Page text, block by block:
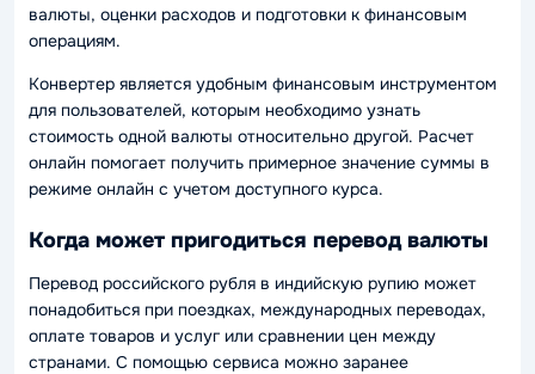
валюты, оценки расходов и подготовки к финансовым
операциям.
Конвертер является удобным финансовым инструментом
для пользователей, которым необходимо узнать
стоимость одной валюты относительно другой. Расчет
онлайн помогает получить примерное значение суммы в
режиме онлайн с учетом доступного курса.
Когда может пригодиться перевод валюты
Перевод российского рубля в индийскую рупию может
понадобиться при поездках, международных переводах,
оплате товаров и услуг или сравнении цен между
странами. С помощью сервиса можно заранее